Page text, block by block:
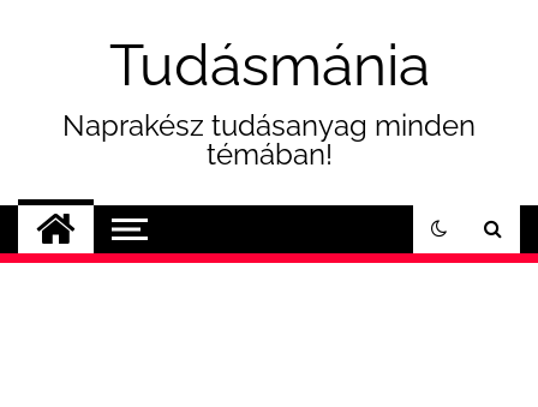
Tudásmánia
Naprakész tudásanyag minden
témában!